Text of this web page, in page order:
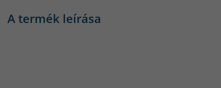
A termék leírása